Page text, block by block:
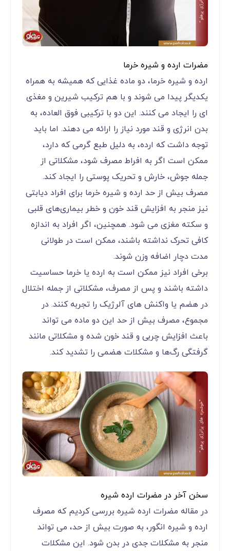
مضرات ارده و شیره خرما
ارده و شیره خرما، دو ماده غذایی که همیشه به همراه
یکدیگر پیدا می‌ شوند و با هم ترکیب شیرین و مغذی‌
ای را ایجاد می‌ کنند. این دو با ترکیبی فوق ‌العاده، به
بدن انرژی و قند مورد نیاز را ارائه می ‌دهند. اما باید
توجه داشت که ارده، به دلیل طبع گرمی که دارد،
ممکن است اگر به افراط مصرف شود، مشکلاتی از
جمله جوش، خارش و تحریک پوستی را ایجاد کند.
مصرف بیش از حد ارده و شیره خرما برای افراد دیابتی
نیز منجر به افزایش قند خون و خطر بیماری‌های قلبی
و سکته مغزی می ‌شود. همچنین، اگر افراد به اندازه
کافی تحرک نداشته باشند، ممکن است در طولانی
‌مدت دچار اضافه وزن شوند.
برخی افراد نیز ممکن است به ارده یا خرما حساسیت
داشته باشند و پس از مصرف، مشکلاتی از جمله اختلال
در هضم یا واکنش ‌های آلرژیک را تجربه کنند. در
مجموع، مصرف بیش از حد این دو ماده می ‌تواند
باعث افزایش چربی و قند خون شده و مشکلاتی مانند
گرفتگی رگ‌ها و مشکلات هضمی را تشدید کند.
سخن آخر در مضرات ارده شیره
در مقاله مضرات ارده شیره بررسی کردیم که مصرف
ارده و شیره انگور، به صورت بیش از حد، می‌ تواند
منجر به مشکلات جدی در بدن شود. این مشکلات